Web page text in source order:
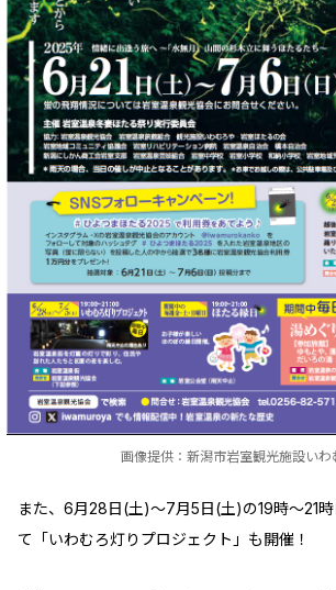
画像提供：新潟市岩室観光施設いわ
また、6月28日(土)～7月5日(土)の19時～21
て「いわむろ灯りプロジェクト」も開催！